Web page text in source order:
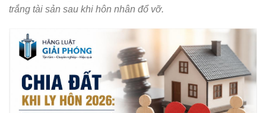
trắng tài sản sau khi hôn nhân đổ vỡ.